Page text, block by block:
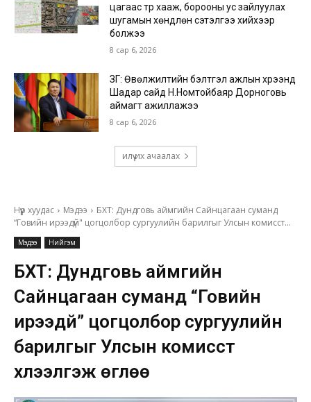
цагаас түр хааж, борооны ус зайлуулах
шугамын хөндлөн сэтэлгээ хийхээр
болжээ
8 сар 6, 2026
ЗГ: Өвөлжилтийн бэлтгэл ажлын хүрээнд
Шадар сайд Н.Номтойбаяр Дорноговь
аймагт ажиллажээ
8 сар 6, 2026
илүү их ачаалах